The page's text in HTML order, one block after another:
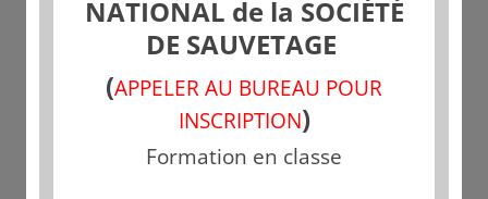
NATIONAL de la SOCIÉTÉ
DE SAUVETAGE
(APPELER AU BUREAU POUR
INSCRIPTION)
Formation en classe